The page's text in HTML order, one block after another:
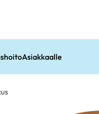
Asiakkaalle